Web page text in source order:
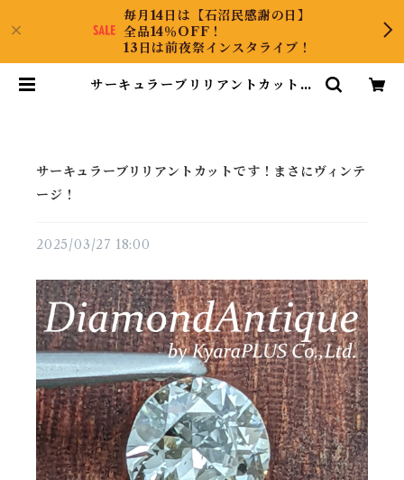
毎月14日は【石沼民感謝の日】
全品14％OFF！
13日は前夜祭インスタライブ！
サーキュラーブリリアントカットで
サーキュラーブリリアントカットです！まさにヴィンテ
ージ！
2025/03/27 18:00